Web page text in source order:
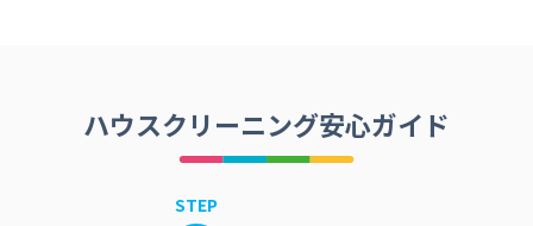
ハウスクリーニング安心ガイド
STEP